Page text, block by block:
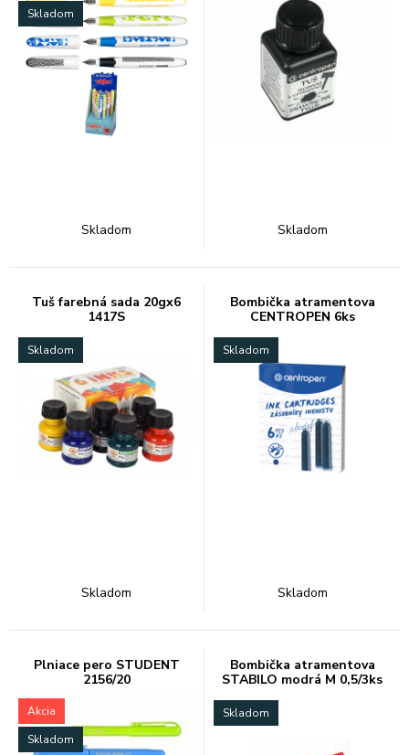
Skladom
Skladom Skladom
Tuš farebná sada 20gx6
1417S
Skladom
Skladom
Bombička atramentova
CENTROPEN 6ks
Skladom
Skladom
Plniace pero STUDENT
2156/20
Akcia
Skladom
Bombička atramentova
STABILO modrá M 0,5/3ks
Skladom